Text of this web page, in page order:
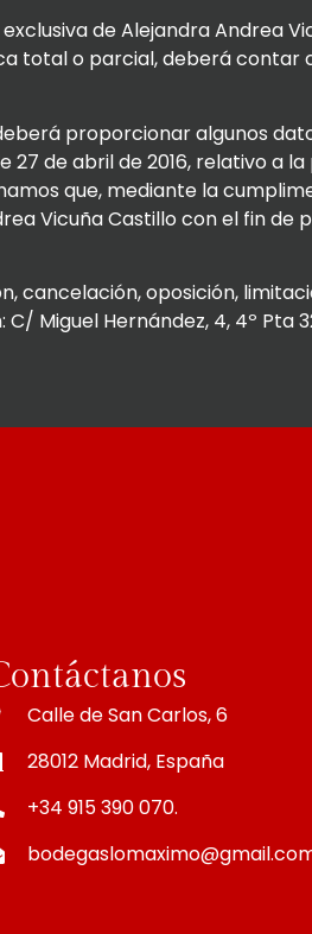
de Alejandra Andrea
total o parcial, deberá contar
proporcionar algunos
de abril de 2016, relativo a
que, mediante la
Vicuña Castillo con el fin de
cancelación, oposición,
C/ Miguel Hernández, 4, 4º Pta
Calle de San Carlos, 6
28012 Madrid, España
+34 915 390 070.